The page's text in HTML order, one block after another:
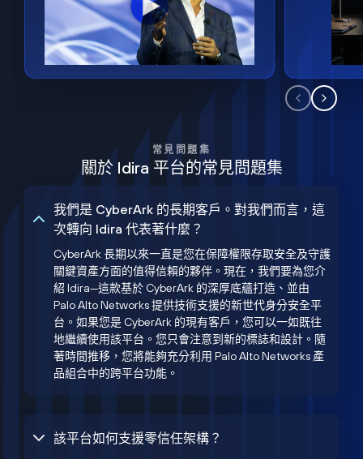
常見問題集
關於 Idira 平台的常見問題集
我們是 CyberArk 的長期客戶。對我們而言，這
次轉向 Idira 代表著什麼？
CyberArk 長期以來一直是您在保障權限存取安全及守護
關鍵資產方面的值得信賴的夥伴。現在，我們要為您介
紹 Idira—這款基於 CyberArk 的深厚底蘊打造、並由
Palo Alto Networks 提供技術支援的新世代身分安全平
台。如果您是 CyberArk 的現有客戶，您可以一如既往
地繼續使用該平台。您只會注意到新的標誌和設計。隨
著時間推移，您將能夠充分利用 Palo Alto Networks 產
品組合中的跨平台功能。
該平台如何支援零信任架構？